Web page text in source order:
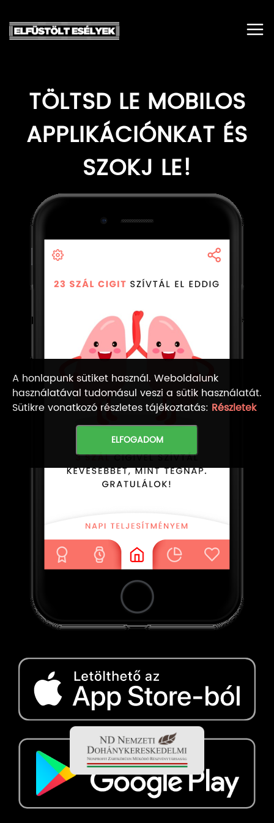
A honlapunk sütiket használ. Weboldalunk
használatával tudomásul veszi a sütik használatát.
Sütikre vonatkozó részletes tájékoztatás: Részletek
ELFOGADOM
TÖLTSD LE MOBILOS
APPLIKÁCIÓNKAT ÉS
SZOKJ LE!